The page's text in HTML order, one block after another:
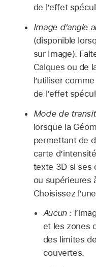
de l’effet
Image d’angle
(disponible
sur Image).
Calques ou de
l’utiliser
de l’effet
Mode de
lorsque la
permettant de
carte
texte 3D si ses
ou supérieures
Choisissez
Aucun :
et les zones
des limites
couvertes.